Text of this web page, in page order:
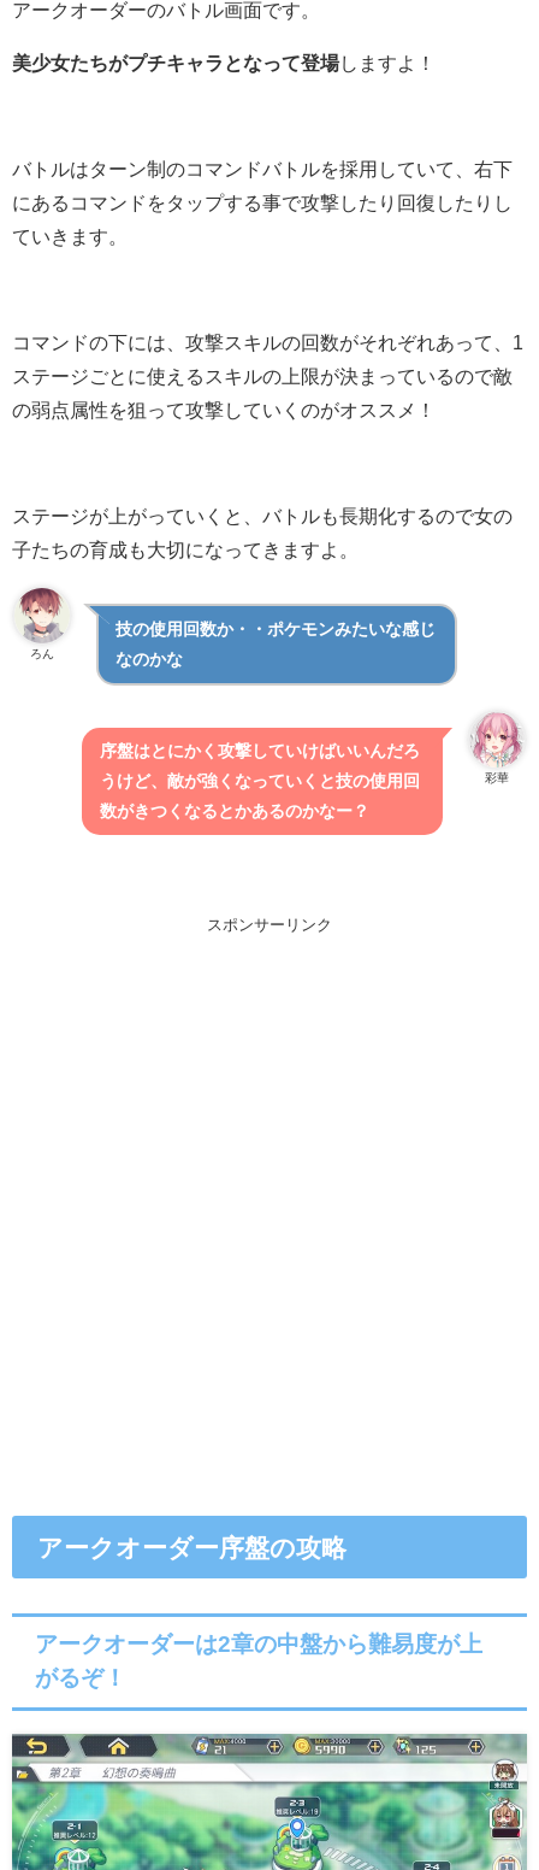
アークオーダーのバトル画面です。
美少女たちがプチキャラとなって登場しますよ！
バトルはターン制のコマンドバトルを採用していて、右下
にあるコマンドをタップする事で攻撃したり回復したりし
ていきます。
コマンドの下には、攻撃スキルの回数がそれぞれあって、1
ステージごとに使えるスキルの上限が決まっているので敵
の弱点属性を狙って攻撃していくのがオススメ！
ステージが上がっていくと、バトルも長期化するので女の
子たちの育成も大切になってきますよ。
ろん
技の使用回数か・・ポケモンみたいな感じ
なのかな
彩華
序盤はとにかく攻撃していけばいいんだろ
うけど、敵が強くなっていくと技の使用回
数がきつくなるとかあるのかなー？
スポンサーリンク
アークオーダー序盤の攻略
アークオーダーは2章の中盤から難易度が上
がるぞ！